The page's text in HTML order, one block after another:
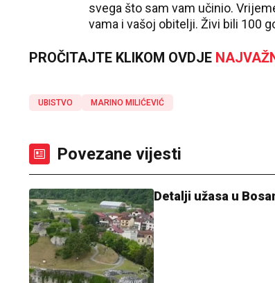
svega što sam vam učinio.
vama i vašoj obitelji. Živi bili 100
PROČITAJTE KLIKOM OVDJE
UBISTVO MARINO MILIĆEVIĆ
Povezane vijesti
Detalji užasa u